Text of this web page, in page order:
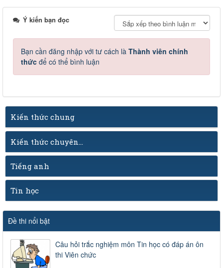
Ý kiến bạn đọc
Bạn cần đăng nhập với tư cách là Thành viên chính
thức để có thể bình luận
Kiến thức chung
Kiến thức chuyên...
Tiếng anh
Tin học
Đề thi nổi bật
Câu hỏi trắc nghiệm môn Tin học có đáp án ôn
thi Viên chức